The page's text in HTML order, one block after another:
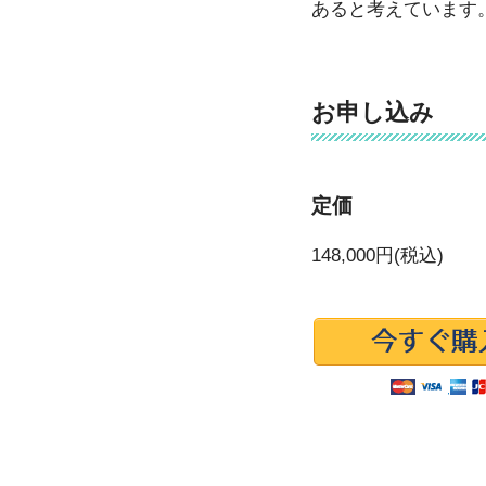
あると考えています
お申し込み
定価
148,000円(税込)